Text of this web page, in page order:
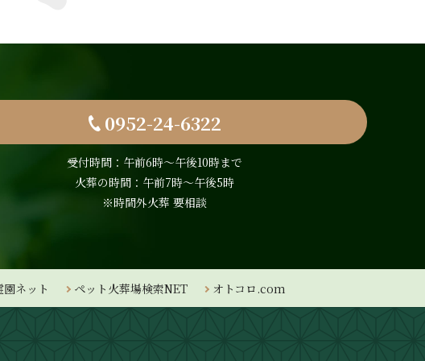
0952-24-6322
受付時間：午前6時〜午後10時まで
火葬の時間：午前7時～午後5時
※時間外火葬 要相談
ネット ペット火葬場検索NET オトコロ.com